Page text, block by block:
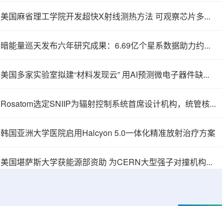
Thor Medical从AlphaOne首次交付高纯度钍-
美国麻省理工学院开发超快X射线测热方法 可观察芯片多层结构热传递
暗能量巡天发布六年研究成果：6.69亿个星系数据助力约束宇宙加速膨胀
美国多家实验室拟建“材料发现云” 用AI预测微电子器件缺陷影响
Rosatom选定SNIIP为辐射控制系统首席设计机构，统管核设施放射仪表标准化与进口替代保障
韩国亚洲大学医院启用Halcyon 5.0一体化精准放射治疗方案
美国堪萨斯大学获能源部资助 为CERN大型强子对撞机构建新一代探测器